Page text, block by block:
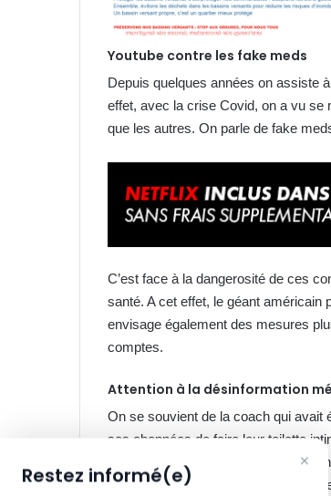
Youtube contre les fake meds
Depuis quelques années on assiste
effet, avec la crise Covid, on a vu
que les autres. On parle de fake
C’est face à la dangerosité de ces
santé. A cet effet, le géant
envisage également des mesures
comptes.
Attention à la désinformation
On se souvient de la coach qui avait
ses abonnées de faire leur toilette
l’ampleur sur les réseaux sociaux.
et de la naïveté de certaines
×
Restez informé(e)